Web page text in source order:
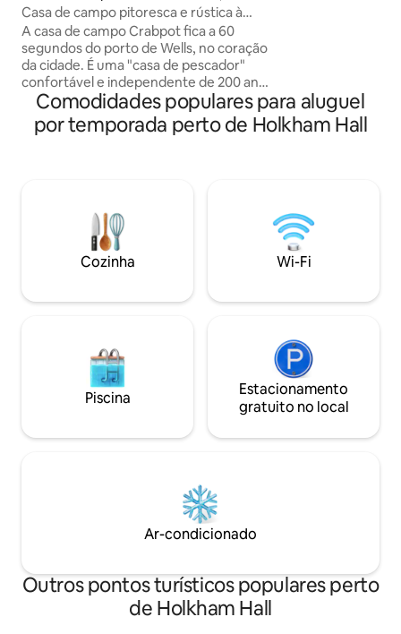
-the-Sea
Casa de campo pitoresca e rústica à
beira-mar com estacionamento
A casa de campo Crabpot fica a 60
segundos do porto de Wells, no coração
da cidade. É uma "casa de pescador"
confortável e independente de 200 anos
construída sobre as fundações de um
edifício muito mais antigo. Oferece
espaço de estar acolhedor, jardins e
Funciona muito bem para casais ou
famílias pequenas que amam uma casa
de campo de caráter. Não é adequado
para grupos maiores que 4 ou qualquer
completa.
Comodidades populares para aluguel
por temporada perto de Holkham Hall
Cozinha Wi-Fi
Piscina
Estacionamento
gratuito no local
Ar-condicionado
Outros pontos turísticos populares perto
de Holkham Hall